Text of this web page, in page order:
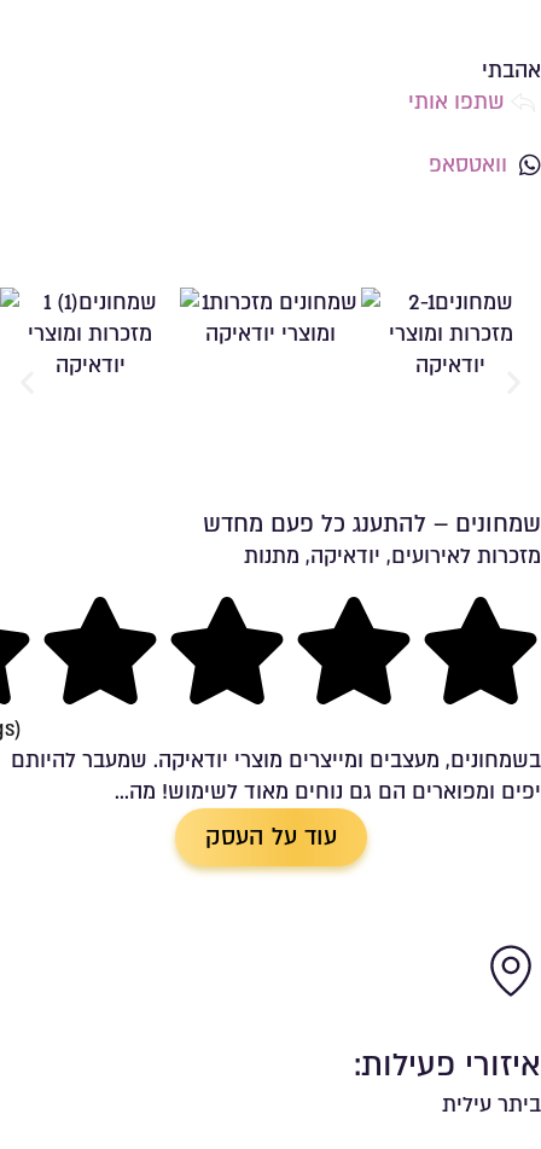
שמירה ברשימת מועדפים
אהבתי
שתפו אותי
וואטסאפ
שמחונים – להתענג כל פעם מחדש
מזכרות לאירועים, יודאיקה, מתנות
שמירה ברשימת מועדפים
בשמחונים, מעצבים ומייצרים מוצרי יודאיקה. שמעבר להיותם
יפים ומפוארים הם גם נוחים מאוד לשימוש! מה...
עוד על העסק
איזורי פעילות:
ביתר עילית